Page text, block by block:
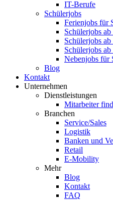
IT-Berufe
Schülerjobs
Ferienjobs für
Schülerjobs ab
Schülerjobs ab
Schülerjobs ab
Nebenjobs für
Blog
Kontakt
Unternehmen
Dienstleistungen
Mitarbeiter
Branchen
Service/Sales
Logistik
Banken und
Retail
E-Mobility
Mehr
Blog
Kontakt
FAQ